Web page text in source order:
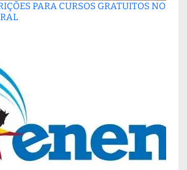
PARA CURSOS GRATUITOS NO